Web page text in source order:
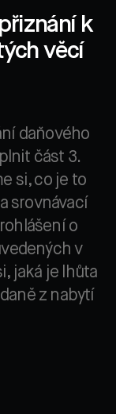
k
věcí
daňového
část 3.
si, co je to
srovnávací
o
v
jaká je lhůta
z nabytí